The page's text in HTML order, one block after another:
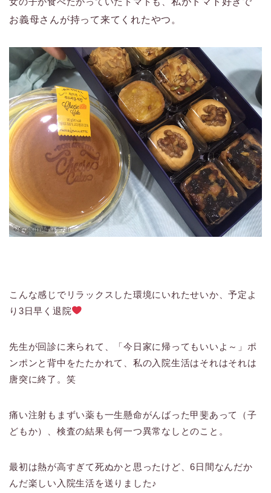
お義母さんが持って来てくれたやつ。
こんな感じでリラックスした環境にいれたせいか、予定よ
り3日早く退院
先生が回診に来られて、「今日家に帰ってもいいよ～」ポ
ンポンと背中をたたかれて、私の入院生活はそれはそれは
唐突に終了。笑
痛い注射もまずい薬も一生懸命がんばった甲斐あって（子
どもか）、検査の結果も何一つ異常なしとのこと。
最初は熱が高すぎて死ぬかと思ったけど、6日間なんだか
んだ楽しい入院生活を送りました♪